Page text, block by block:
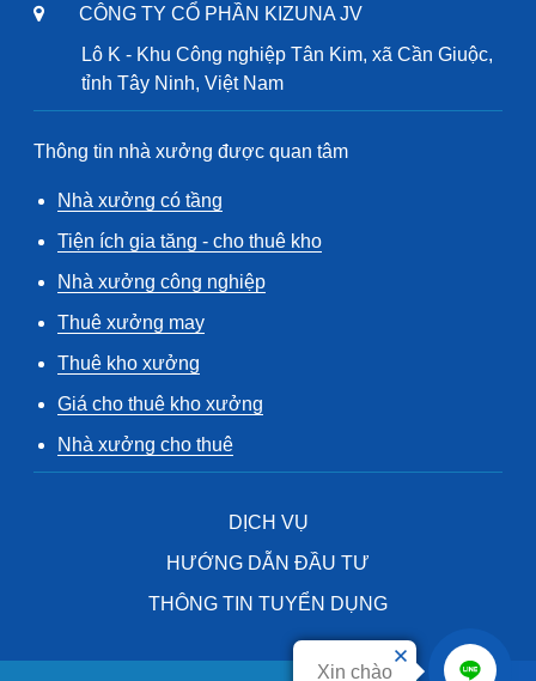
Xin chào
CÔNG TY CỔ PHẦN KIZUNA JV
Lô K - Khu Công nghiệp Tân Kim, xã Cần Giuộc,
tỉnh Tây Ninh, Việt Nam
Thông tin nhà xưởng được quan tâm
Nhà xưởng có tầng
Tiện ích gia tăng - cho thuê kho
Nhà xưởng công nghiệp
Thuê xưởng may
Thuê kho xưởng
Giá cho thuê kho xưởng
Nhà xưởng cho thuê
DỊCH VỤ
HƯỚNG DẪN ĐẦU TƯ
THÔNG TIN TUYỂN DỤNG